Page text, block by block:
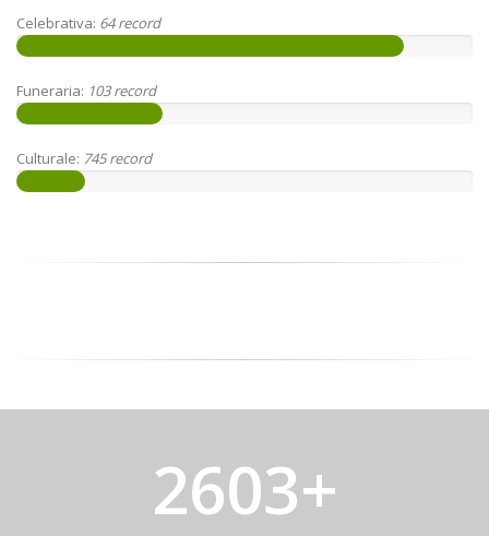
Celebrativa: 64 record
Funeraria: 103 record
25%
Culturale: 745 record
55%
2603+